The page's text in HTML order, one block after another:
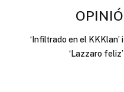
OPINIÓ
‘Infiltrado en el KKKlan’ i
‘Lazzaro feliz’